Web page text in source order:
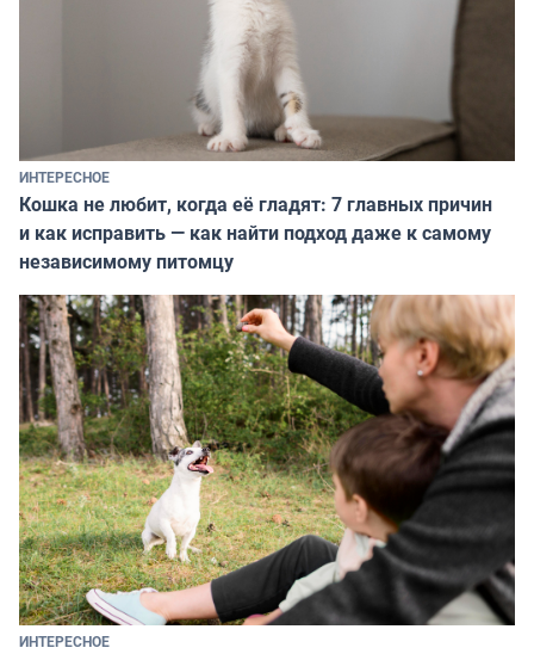
ИНТЕРЕСНОЕ
Кошка не любит, когда её гладят: 7 главных причин
и как исправить — как найти подход даже к самому
независимому питомцу
ИНТЕРЕСНОЕ